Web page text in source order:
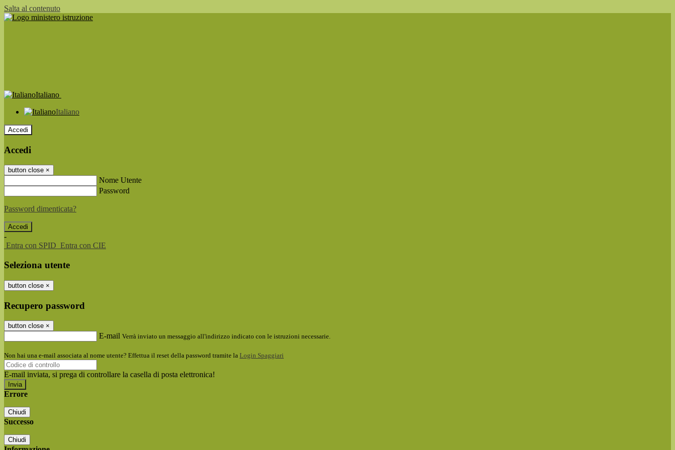
Salta al contenuto
Italiano
Italiano
Accedi
Accedi
button close ×
Nome Utente
Password
Password dimenticata?
-
Entra con SPID Entra con CIE
Seleziona utente
button close ×
Recupero password
button close ×
E-mail Verrà inviato un messaggio all'indirizzo indicato con le istruzioni necessarie.
Non hai una e-mail associata al nome utente? Effettua il reset della password tramite la Login Spaggiari
E-mail inviata, si prega di controllare la casella di posta elettronica!
Errore
Chiudi
Successo
Chiudi